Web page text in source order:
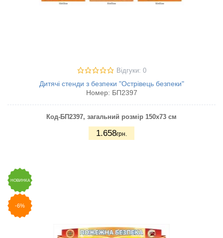
Відгуки: 0
Дитячі стенди з безпеки "Острівець безпеки"
Номер: БП2397
Код-БП2397, загальний розмір 150х73 см
1.658грн.
НОВИНКА
-6%